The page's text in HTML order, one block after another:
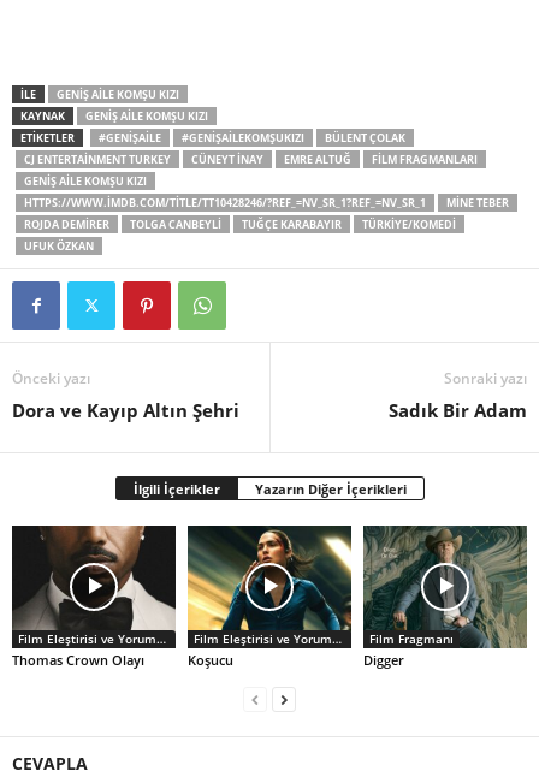
İLE
GENIŞ AILE KOMŞU KIZI
KAYNAK
GENIŞ AILE KOMŞU KIZI
ETİKETLER
#GENIŞAILE #GENIŞAILEKOMŞUKIZI
BÜLENT ÇOLAK
CJ ENTERTAINMENT TURKEY
CÜNEYT İNAY EMRE ALTUĞ
FILM FRAGMANLARI
GENIŞ AILE KOMŞU KIZI
HTTPS://WWW.IMDB.COM/TITLE/TT10428246/?REF_=NV_SR_1?REF_=NV_SR_1
MINE TEBER
ROJDA DEMIRER
TOLGA CANBEYLI TUĞÇE KARABAYIR
TÜRKIYE/KOMEDI
UFUK ÖZKAN
Önceki yazı
Dora ve Kayıp Altın Şehri
Sonraki yazı
Sadık Bir Adam
İlgili İçerikler Yazarın Diğer İçerikleri
Film Eleştirisi ve Yorumlar
Thomas Crown Olayı
Film Eleştirisi ve Yorumlar
Koşucu
Film Fragmanı
Digger
CEVAPLA